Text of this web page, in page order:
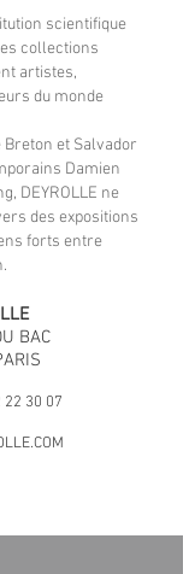
scientifique
collections
artistes,
du monde
et Salvador
Damien
DEYROLLE ne
des expositions
forts entre
BAC
22 30 07